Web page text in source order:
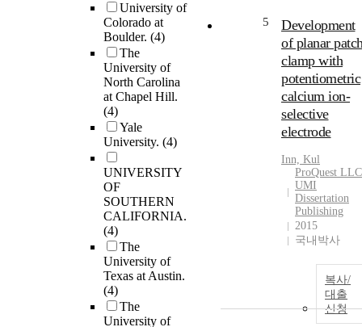
University of
Colorado at
Boulder. (4)
The
University of
North Carolina
at Chapel Hill.
(4)
Yale
University. (4)
UNIVERSITY
OF
SOUTHERN
CALIFORNIA.
(4)
The
University of
Texas at Austin.
(4)
The
University of
5
Development
of planar
clamp with
potentiometric
calcium ion-
selective
electrode
Inn, Kul
ProQuest LLC
UMI
Dissertation
Publishing
2015
국내박사
복사/
대출
신청